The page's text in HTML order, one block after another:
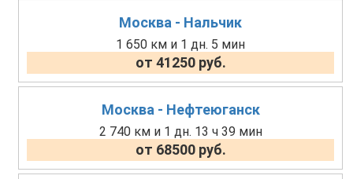
Москва - Нальчик
1 650 км и 1 дн. 5 мин
от 41250 руб.
Москва - Нефтеюганск
2 740 км и 1 дн. 13 ч 39 мин
от 68500 руб.